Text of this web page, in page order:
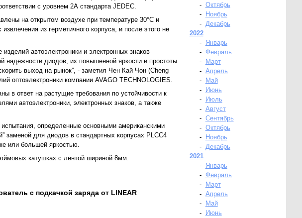
с уровнем 2А стандарта JEDEC.
на открытом воздухе при температуре 30°С и
из герметичного корпуса, и после этого не
автоэлектроники и электронных знаков
надежности диодов, их повышенной яркости и простоты
выход на рынок”, - заметил Чен Кай Чон (Cheng
оптоэлектроники компании AVAGO TECHNOLOGIES.
в ответ на растущие требования по устойчивости к
автоэлектроники, электронных знаков, а также
определенные основными американскими
заменой для диодов в стандартных корпусах PLCC4
или большей яркостью.
катушках с лентой шириной 8мм.
с подкачкой заряда от LINEAR
- Октябрь
-
Ноябрь
- Декабрь
2022
-
Январь
- Февраль
-
Март
- Апрель
-
Май
-
Июнь
-
Июль
- Август
- Сентябрь
- Октябрь
-
Ноябрь
- Декабрь
2021
-
Январь
- Февраль
-
Март
- Апрель
-
Май
-
Июнь